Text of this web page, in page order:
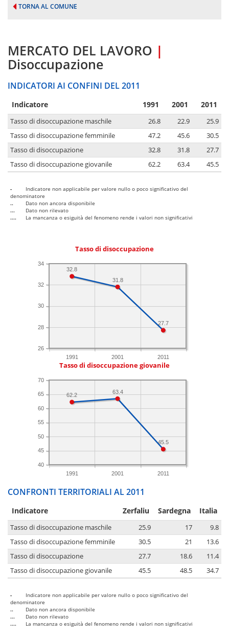
TORNA AL COMUNE
MERCATO DEL LAVORO |
Disoccupazione
INDICATORI AI CONFINI DEL 2011
Indicatore 1991 2001 2011
Tasso di disoccupazione maschile 26.8 22.9
25.9
Tasso di disoccupazione femminile
47.2 45.6
30.5
Tasso di disoccupazione
32.8 31.8
27.7
Tasso di disoccupazione giovanile
62.2 63.4 45.5
-
Indicatore non applicabile per valore nullo o poco significativo del
denominatore
..
Dato non ancora disponibile
...
Dato non rilevato
....
La mancanza o esiguità del fenomeno rende i valori non significativi
Tasso di disoccupazione
1991 2001 2011
26
28
30
32
34
27.7
31.8
32.8
Tasso di disoccupazione giovanile
1991 2001 2011
40
45
50
55
60
65
70
45.5
63.4
62.2
CONFRONTI TERRITORIALI AL 2011
Indicatore Zerfaliu Sardegna Italia
Tasso di disoccupazione maschile 25.9 17
9.8
Tasso di disoccupazione femminile
30.5 21
13.6
Tasso di disoccupazione
27.7 18.6
11.4
Tasso di disoccupazione giovanile
45.5 48.5 34.7
-
Indicatore non applicabile per valore nullo o poco significativo del
denominatore
..
Dato non ancora disponibile
...
Dato non rilevato
....
La mancanza o esiguità del fenomeno rende i valori non significativi